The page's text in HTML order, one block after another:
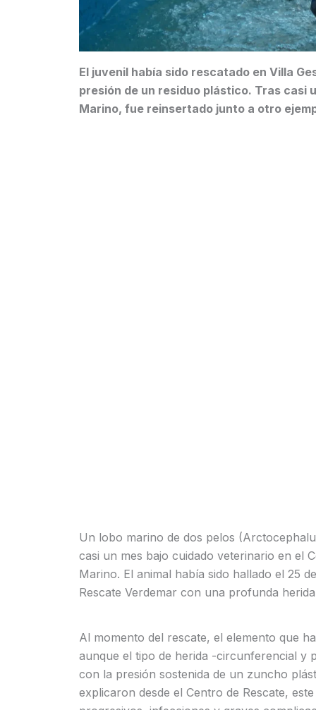
El juvenil había sido rescatado en Villa
presión de un residuo plástico. Tras casi
Marino, fue reinsertado junto a otro
Un lobo marino de dos pelos
casi un mes bajo cuidado veterinario en el
Marino. El animal había sido hallado el 25
Rescate Verdemar con una profunda
Al momento del rescate, el elemento que
aunque el tipo de herida -circunferencial y
con la presión sostenida de un zuncho
explicaron desde el Centro de Rescate,